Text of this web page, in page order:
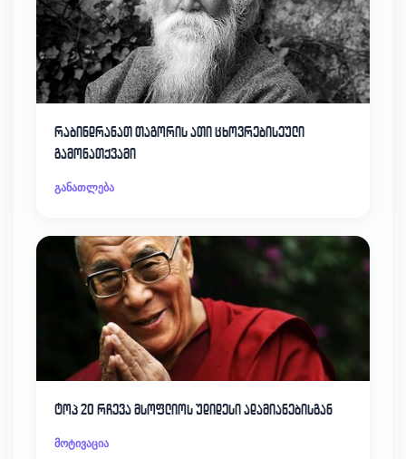
რაბინდრანათ თაგორის ათი ცხოვრებისეული
გამონათქვამი
განათლება
ტოპ 20 რჩევა მსოფლიოს უდიდესი ადამიანებისგან
მოტივაცია